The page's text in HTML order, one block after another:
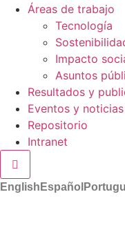
Áreas de trabajo
Tecnología
Impacto
Asuntos
Resultados y
Eventos y noticias
Repositorio
Intranet
Menú conmutador
English Español